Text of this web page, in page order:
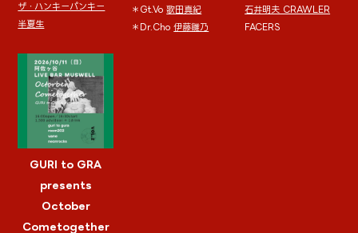
ザ・ハンキーパンキー
半夏生
＊Gt.Vo歌田真紀
＊Dr.Cho伊藤雛乃
石井明夫 CRAWLER
FACERS
GURI to GRA
presents
October
Cometogether